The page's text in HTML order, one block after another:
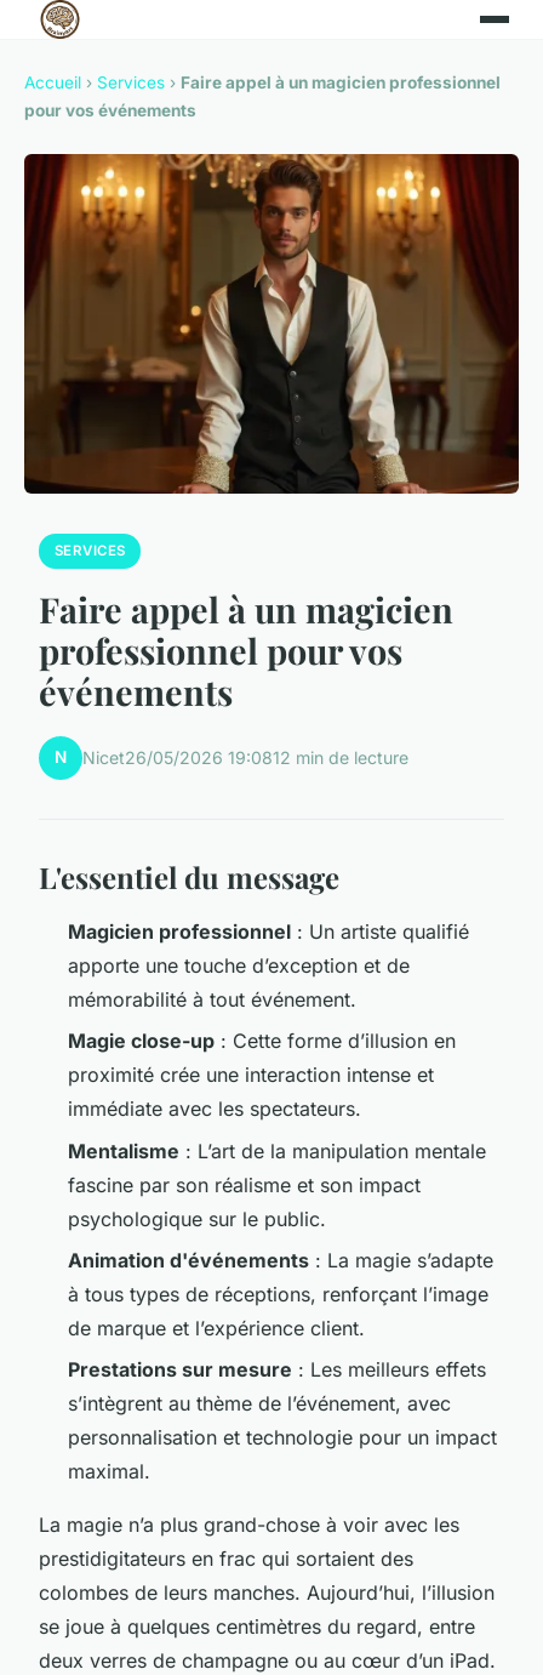
Accueil › Services › Faire appel à un magicien professionnel
pour vos événements
SERVICES
Faire appel à un magicien
professionnel pour vos
événements
N Nicet26/05/2026 19:0812 min de lecture
L'essentiel du message
Magicien professionnel : Un artiste qualifié
apporte une touche d’exception et de
mémorabilité à tout événement.
Magie close-up : Cette forme d’illusion en
proximité crée une interaction intense et
immédiate avec les spectateurs.
Mentalisme : L’art de la manipulation mentale
fascine par son réalisme et son impact
psychologique sur le public.
Animation d'événements : La magie s’adapte
à tous types de réceptions, renforçant l’image
de marque et l’expérience client.
Prestations sur mesure : Les meilleurs effets
s’intègrent au thème de l’événement, avec
personnalisation et technologie pour un impact
maximal.
La magie n’a plus grand-chose à voir avec les
prestidigitateurs en frac qui sortaient des
colombes de leurs manches. Aujourd’hui, l’illusion
se joue à quelques centimètres du regard, entre
deux verres de champagne ou au cœur d’un iPad.